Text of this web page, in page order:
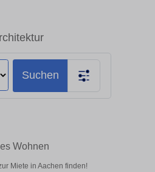
Suchen
Wohnen
Miete in Aachen finden!